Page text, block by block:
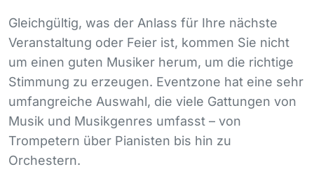
Gleichgültig, was der Anlass für Ihre nächste
Veranstaltung oder Feier ist, kommen Sie nicht
um einen guten Musiker herum, um die richtige
Stimmung zu erzeugen. Eventzone hat eine sehr
umfangreiche Auswahl, die viele Gattungen von
Musik und Musikgenres umfasst – von
Trompetern über Pianisten bis hin zu
Orchestern.